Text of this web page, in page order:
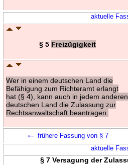
aktuelle
§ 5 Freizügigkeit
Wer in einem deutschen Land die
Befähigung zum Richteramt erlangt
hat (§ 4), kann auch in jedem anderen
deutschen Land die Zulassung zur
Rechtsanwaltschaft beantragen.
← frühere Fassung von § 7
aktuelle
§ 7 Versagung der